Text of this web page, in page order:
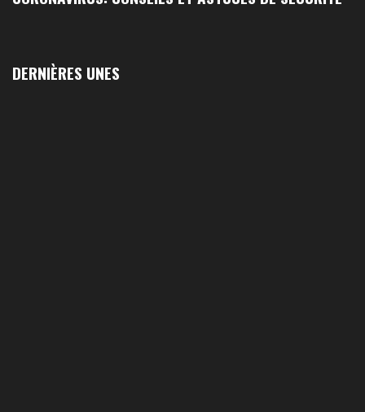
1988-1989 :  La polémique de Guidimakha
DERNIÈRES UNES